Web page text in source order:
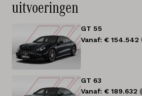
uitvoeringen
GT 55
Vanaf: € 154.542
GT 63
Vanaf: € 189.632